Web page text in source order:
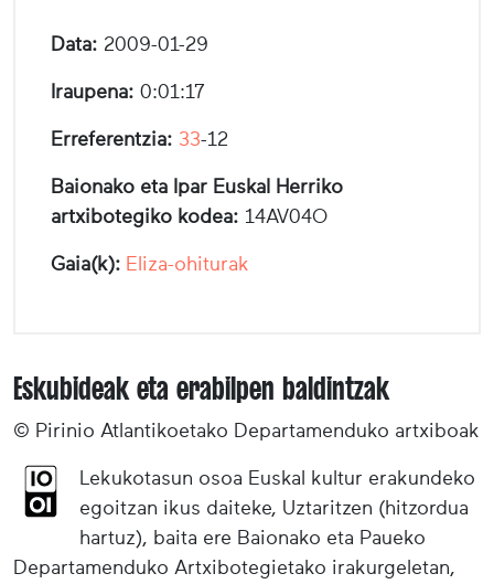
Data: 2009-01-29
Iraupena: 0:01:17
Erreferentzia: 33-12
Baionako eta Ipar Euskal Herriko
artxibotegiko kodea: 14AV04O
Gaia(k): Eliza-ohiturak
Eskubideak eta erabilpen baldintzak
© Pirinio Atlantikoetako Departamenduko artxiboak
Lekukotasun osoa Euskal kultur erakundeko
egoitzan ikus daiteke, Uztaritzen (hitzordua
hartuz), baita ere Baionako eta Paueko
Departamenduko Artxibotegietako irakurgeletan,